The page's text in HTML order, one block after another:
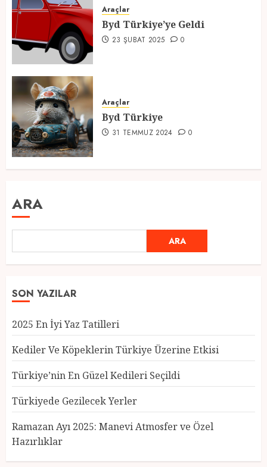
Araçlar
Byd Türkiye’ye Geldi
23 ŞUBAT 2025 0
Araçlar
Byd Türkiye
31 TEMMUZ 2024 0
ARA
ARA
SON YAZILAR
2025 En İyi Yaz Tatilleri
Kediler Ve Köpeklerin Türkiye Üzerine Etkisi
Türkiye’nin En Güzel Kedileri Seçildi
Türkiyede Gezilecek Yerler
Ramazan Ayı 2025: Manevi Atmosfer ve Özel
Hazırlıklar
Türkiye’nin En Güzel Kedileri
Seçildi
12 MART 2025